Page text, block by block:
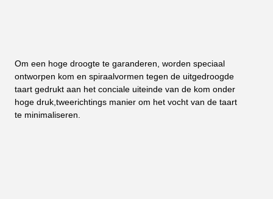
Om een hoge droogte te garanderen, worden speciaal
ontworpen kom en spiraalvormen tegen de uitgedroogde
taart gedrukt aan het conciale uiteinde van de kom onder
hoge druk,tweerichtings manier om het vocht van de taart
te minimaliseren.